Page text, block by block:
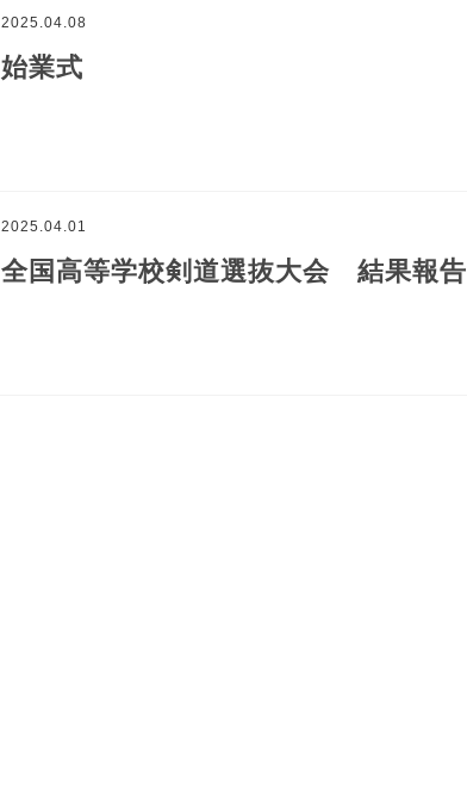
2025.04.08
始業式
2025.04.01
全国高等学校剣道選抜大会 結果報告